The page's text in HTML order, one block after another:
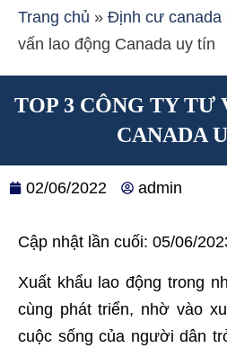
Trang chủ » Định cư canada
vấn lao động Canada uy tín
TOP 3 CÔNG TY TƯ
CANADA
02/06/2022 admin
Cập nhật lần cuối: 05/06/
Xuất khẩu lao động trong
cùng phát triển, nhờ vào
cuộc sống của người dân